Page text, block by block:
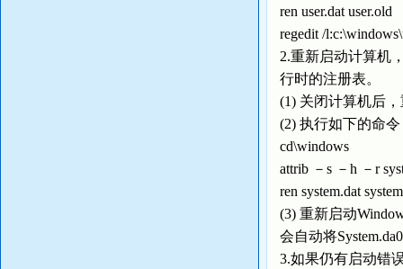
ren user.dat
regedit /
2.重新启动计算机
行时的注册表。
(1) 关闭计算机后
(2) 执行如下的命
cd\windows
attrib －s －h －r
ren system.dat
(3) 重新启动
会自动将
3.如果仍有启动错